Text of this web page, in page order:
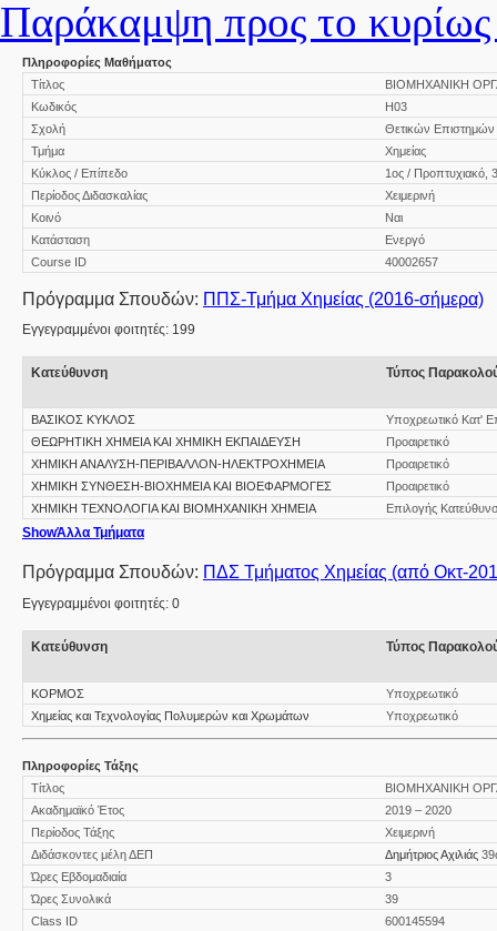
Παράκαμψη προς το κυρίως
Πληροφορίες Μαθήματος
Τίτλος
ΒΙΟΜΗΧΑΝΙΚΗ
Κωδικός
Η03
Σχολή
Θετικών Επιστημών
Τμήμα
Χημείας
Κύκλος / Επίπεδο
1ος / Προπτυχιακό,
Περίοδος Διδασκαλίας
Χειμερινή
Κοινό
Ναι
Κατάσταση
Ενεργό
Course ID
40002657
Πρόγραμμα Σπουδών: ΠΠΣ-Τμήμα Χημείας (2016-σήμερα)
Εγγεγραμμένοι φοιτητές: 199
Κατεύθυνση Τύπος
ΒΑΣΙΚΟΣ ΚΥΚΛΟΣ
Υποχρεωτικό Κατ'
ΘΕΩΡΗΤΙΚΗ ΧΗΜΕΙΑ ΚΑΙ ΧΗΜΙΚΗ ΕΚΠΑΙΔΕΥΣΗ
Προαιρετικό
ΧΗΜΙΚΗ ΑΝΑΛΥΣΗ-ΠΕΡΙΒΑΛΛΟΝ-ΗΛΕΚΤΡΟΧΗΜΕΙΑ
Προαιρετικό
ΧΗΜΙΚΗ ΣΥΝΘΕΣΗ-ΒΙΟΧΗΜΕΙΑ ΚΑΙ ΒΙΟΕΦΑΡΜΟΓΕΣ
Προαιρετικό
ΧΗΜΙΚΗ ΤΕΧΝΟΛΟΓΙΑ ΚΑΙ ΒΙΟΜΗΧΑΝΙΚΗ ΧΗΜΕΙΑ
Επιλογής
ShowΆλλα Τμήματα
Πρόγραμμα Σπουδών: ΠΔΣ Τμήματος Χημείας (από Οκτ-
Εγγεγραμμένοι φοιτητές: 0
Κατεύθυνση Τύπος
ΚΟΡΜΟΣ
Υποχρεωτικό
Χημείας και Τεχνολογίας Πολυμερών και Χρωμάτων
Υποχρεωτικό
Πληροφορίες Τάξης
Τίτλος
ΒΙΟΜΗΧΑΝΙΚΗ
Ακαδημαϊκό Έτος
2019 – 2020
Περίοδος Τάξης
Χειμερινή
Διδάσκοντες μέλη ΔΕΠ
Δημήτριος Αχιλιάς
Ώρες Εβδομαδιαία
3
Ώρες Συνολικά
39
Class ID
600145594